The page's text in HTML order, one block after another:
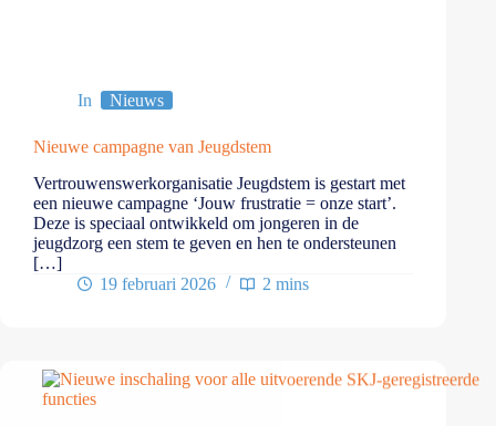
In Nieuws
Nieuwe campagne van Jeugdstem
Vertrouwenswerkorganisatie Jeugdstem is gestart met
een nieuwe campagne ‘Jouw frustratie = onze start’.
Deze is speciaal ontwikkeld om jongeren in de
jeugdzorg een stem te geven en hen te ondersteunen
[…]
19 februari 2026
2 mins